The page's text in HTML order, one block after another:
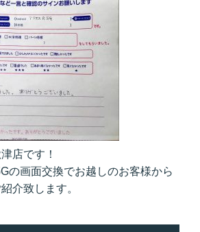
店です！
の画面交換でお越しのお客様から
介致します。